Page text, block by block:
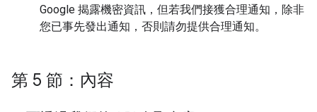
Google 揭露機密資訊，但若我們接獲合理通知，除非
您已事先發出通知，否則請勿提供合理通知。
第 5 節：內容